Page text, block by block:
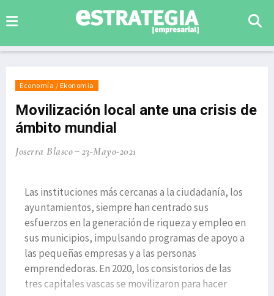
Economía / Ekonomia
Movilización local ante una crisis de
ámbito mundial
Joserra Blasco 23-Mayo-2021
Las instituciones más cercanas a la ciudadanía, los
ayuntamientos, siempre han centrado sus
esfuerzos en la generación de riqueza y empleo en
sus municipios, impulsando programas de apoyo a
las pequeñas empresas y a las personas
emprendedoras. En 2020, los consistorios de las
tres capitales vascas se movilizaron para hacer